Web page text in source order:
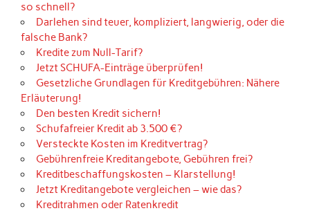
so schnell?
Darlehen sind teuer, kompliziert, langwierig, oder die
falsche Bank?
Kredite zum Null-Tarif?
Jetzt SCHUFA-Einträge überprüfen!
Gesetzliche Grundlagen für Kreditgebühren: Nähere
Erläuterung!
Den besten Kredit sichern!
Schufafreier Kredit ab 3.500 €?
Versteckte Kosten im Kreditvertrag?
Gebührenfreie Kreditangebote, Gebühren frei?
Kreditbeschaffungskosten – Klarstellung!
Jetzt Kreditangebote vergleichen – wie das?
Kreditrahmen oder Ratenkredit